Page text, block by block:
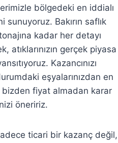
bölgedeki en iddialı
Bakırın saflık
kadar her detayı
atıklarınızın gerçek piyasa
Kazancınızı
eşyalarınızdan en
fiyat almadan karar
öneririz.
ticari bir kazanç değil,